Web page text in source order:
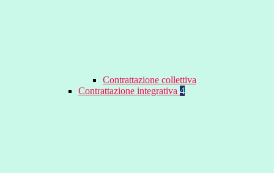
Contrattazione collettiva
Contrattazione integrativa 4